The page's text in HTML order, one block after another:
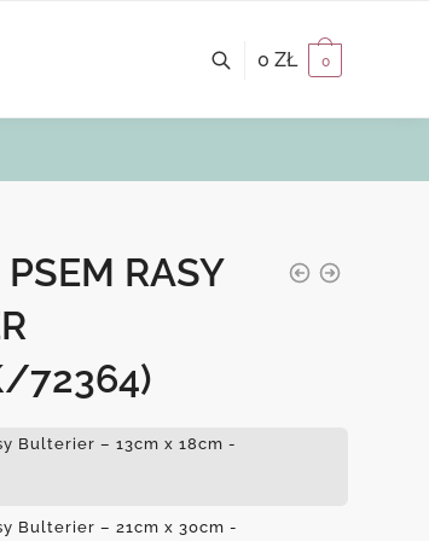
0 ZŁ 0
RASY
72364)
Bulterier – 13cm x 18cm -
Bulterier – 21cm x 30cm -